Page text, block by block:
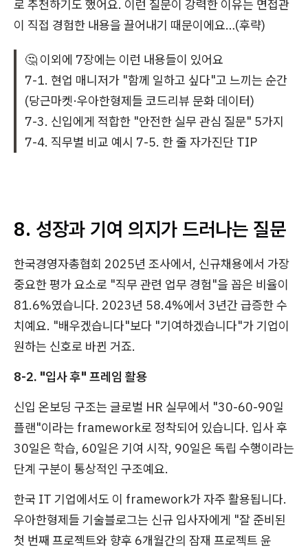
로 추천하기도 했어요. 이런 질문이 강력한 이유는 면접관
이 직접 경험한 내용을 끌어내기 때문이에요…(후략)
🤔 이외에 7장에는 이런 내용들이 있어요
7-1. 현업 매니저가 "함께 일하고 싶다"고 느끼는 순간
(당근마켓·우아한형제들 코드리뷰 문화 데이터)
7-3. 신입에게 적합한 "안전한 실무 관심 질문" 5가지
7-4. 직무별 비교 예시 7-5. 한 줄 자가진단 TIP
8. 성장과 기여 의지가 드러나는 질문
한국경영자총협회 2025년 조사에서, 신규채용에서 가장
중요한 평가 요소로 "직무 관련 업무 경험"을 꼽은 비율이
81.6%였습니다. 2023년 58.4%에서 3년간 급증한 수
치예요. "배우겠습니다"보다 "기여하겠습니다"가 기업이
원하는 신호로 바뀐 거죠.
8-2. "입사 후" 프레임 활용
신입 온보딩 구조는 글로벌 HR 실무에서 "30-60-90일
플랜"이라는 framework로 정착되어 있습니다. 입사 후
30일은 학습, 60일은 기여 시작, 90일은 독립 수행이라는
단계 구분이 통상적인 구조예요.
한국 IT 기업에서도 이 framework가 자주 활용됩니다.
우아한형제들 기술블로그는 신규 입사자에게 "잘 준비된
첫 번째 프로젝트와 향후 6개월간의 잠재 프로젝트 윤